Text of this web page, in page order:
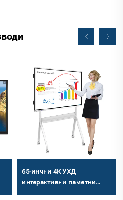
65-инчни 4К УХД
интерактивни паметни